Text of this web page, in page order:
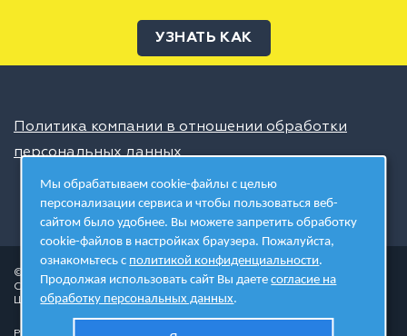
УЗНАТЬ КАК
Политика компании в отношении обработки
персональных данных
© 2026 ШЦТ
Сеть центров молодёжного инновационного творчества
Школа цифровых технологий
Мы обрабатываем cookie-файлы с целью
персонализации сервиса и чтобы пользоваться веб-
сайтом было удобнее. Вы можете запретить обработку
cookie-файлов в настройках браузера. Пожалуйста,
ознакомьтесь с политикой конфиденциальности.
Продолжая использовать сайт Вы даетесогласие на
обработку персональных данных.